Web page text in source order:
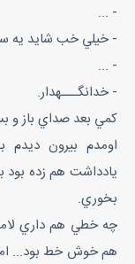
- ...
- خيلي خب شايد يه سر
- ...
- خدانگـــهدار.
کمي بعد صداي باز و
اومدم بيرون ديدم
يادداشت هم زده بود
بخوري.
چه خطي هم داري
هم خوش خط بود...